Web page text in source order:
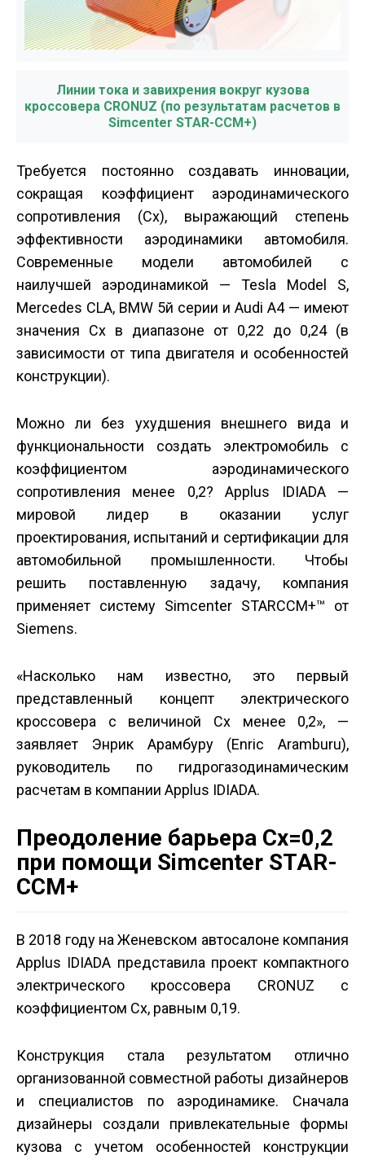
Линии тока и завихрения вокруг кузова
кроссовера CRONUZ (по результатам расчетов в
Simcenter STAR-CCM+)
Требуется постоянно создавать инновации,
сокращая коэффициент аэродинамического
сопротивления (Cx), выражающий степень
эффективности аэродинамики автомобиля.
Современные модели автомобилей с
наилучшей аэродинамикой — Tesla Model S,
Mercedes CLA, BMW 5­й серии и Audi A4 — имеют
значения Cх в диапазоне от 0,22 до 0,24 (в
зависимости от типа двигателя и особенностей
конструкции).
Можно ли без ухудшения внешнего вида и
функциональности создать электромобиль с
коэффициентом аэродинамического
сопротивления менее 0,2? Applus IDIADA —
мировой лидер в оказании услуг
проектирования, испытаний и сертификации для
автомобильной промышленности. Чтобы
решить поставленную задачу, компания
применяет систему Simcenter STAR­CCM+™ от
Siemens.
«Насколько нам известно, это первый
представленный концепт электрического
кроссовера с величиной Cx менее 0,2», —
заявляет Энрик Арамбуру (Enric Aramburu),
руководитель по гидрогазодинамическим
расчетам в компании Applus IDIADA.
Преодоление барьера Cx=0,2
при помощи Simcenter STAR­
CCM+
В 2018 году на Женевском автосалоне компания
Applus IDIADA представила проект компактного
электрического кроссовера CRONUZ с
коэффициентом Cx, равным 0,19.
Конструкция стала результатом отлично
организованной совместной работы дизайнеров
и специалистов по аэродинамике. Сначала
дизайнеры создали привлекательные формы
кузова с учетом особенностей конструкции